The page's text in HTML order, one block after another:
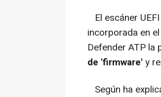
El escáner
incorporada en el
Defender ATP la
de 'firmware' y
Según ha